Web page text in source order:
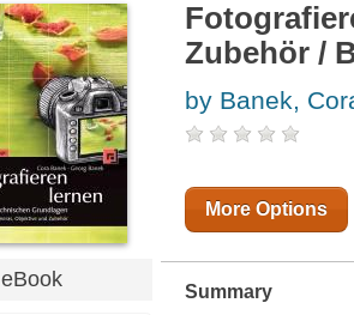
eBook
Zubehör /
by Banek,
More Options
Summary